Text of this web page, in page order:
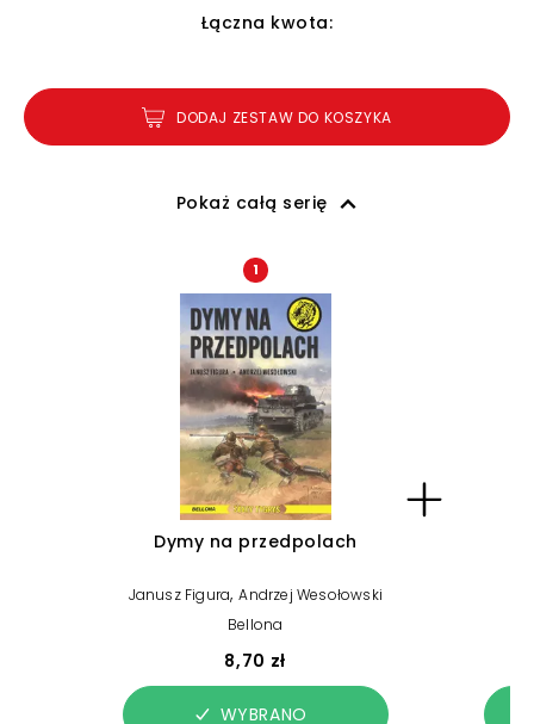
Łączna kwota:
DODAJ ZESTAW DO KOSZYKA
Pokaż całą serię
1
Dymy na przedpolach
Janusz Figura,Andrzej Wesołowski
Bellona
8,70 zł
WYBRANO